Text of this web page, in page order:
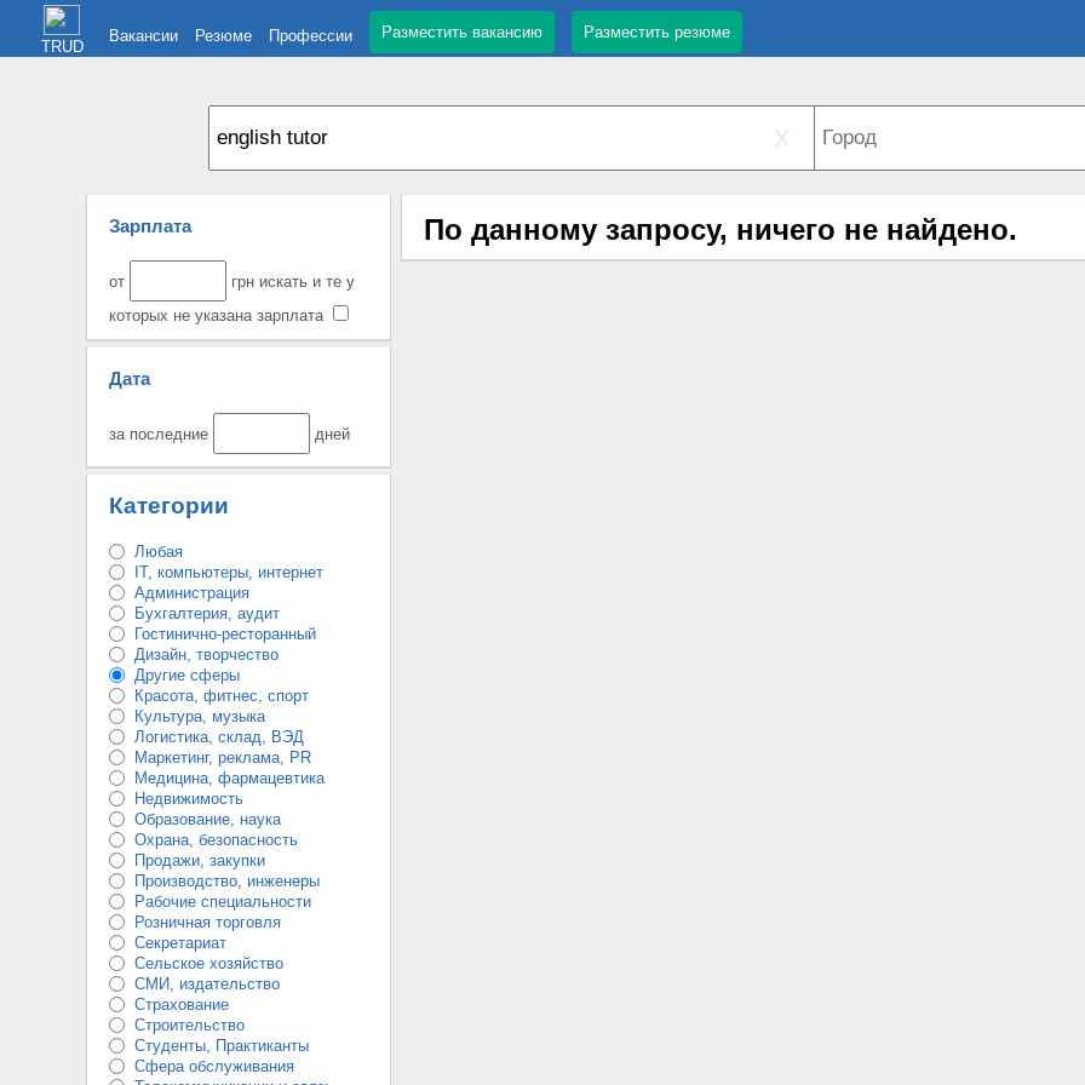
TRUD
Вакансии Резюме Профессии Разместить вакансию Разместить резюме
X
Зарплата
от
грн искать и те у
которых не указана зарплата
Дата
за последние дней
Категории
Любая
IT, компьютеры, интернет
Администрация
Бухгалтерия, аудит
Гостинично-ресторанный
Дизайн, творчество
Другие сферы
Красота, фитнес, спорт
Культура, музыка
Логистика, склад, ВЭД
Маркетинг, реклама, PR
Медицина, фармацевтика
Недвижимость
Образование, наука
Охрана, безопасность
Продажи, закупки
Производство, инженеры
Рабочие специальности
Розничная торговля
Секретариат
Сельское хозяйство
СМИ, издательство
Страхование
Строительство
Студенты, Практиканты
Сфера обслуживания
По данному запросу, ничего не найдено.